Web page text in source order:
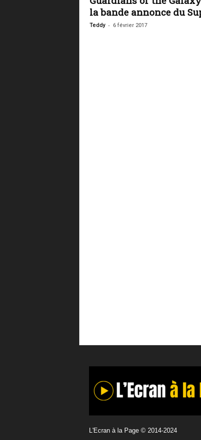
la bande annonce du
Teddy - 6 février 2017
L'Ecran à la Page © 2014-2024